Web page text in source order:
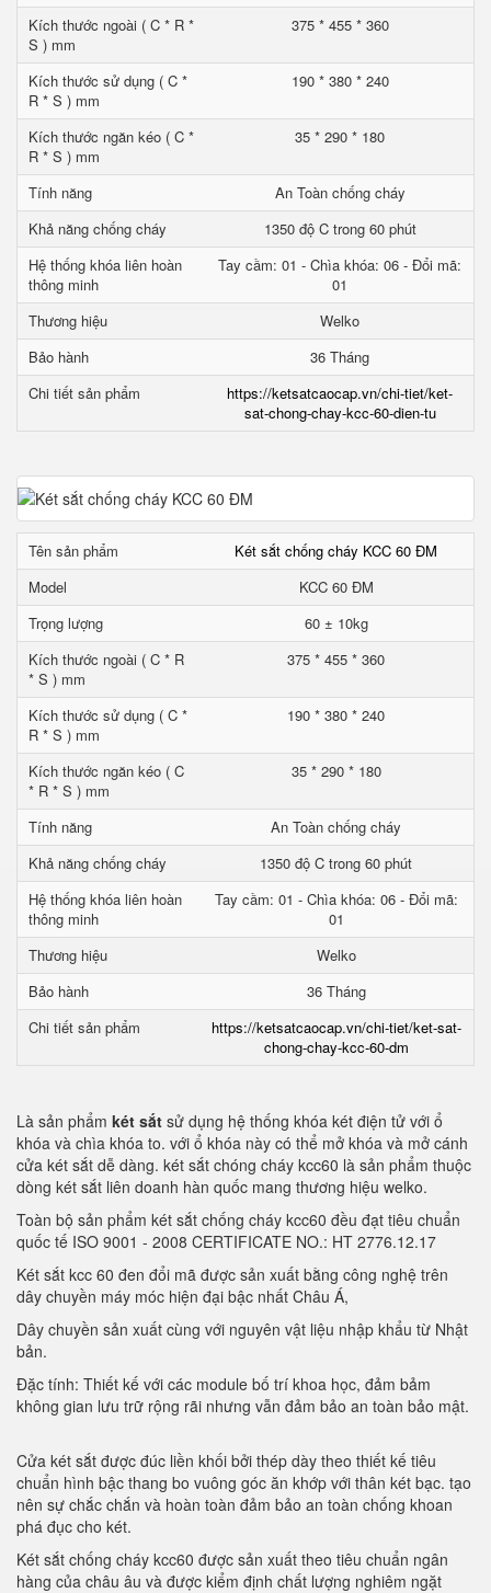
Kích thước ngoài ( C * R *
S ) mm
375 * 455 * 360
Kích thước sử dụng ( C *
R * S ) mm
190 * 380 * 240
Kích thước ngăn kéo ( C *
R * S ) mm
35 * 290 * 180
Tính năng
An Toàn chống cháy
Khả năng chống cháy
1350 độ C trong 60 phút
Hệ thống khóa liên hoàn
thông minh
Tay cầm: 01 - Chìa khóa: 06 - Đổi mã:
01
Thương hiệu
Welko
Bảo hành
36 Tháng
Chi tiết sản phẩm
https://ketsatcaocap.vn/chi-tiet/ket-
sat-chong-chay-kcc-60-dien-tu
Tên sản phẩm
Két sắt chống cháy KCC 60 ĐM
Model
KCC 60 ĐM
Trọng lượng
60 ± 10kg
Kích thước ngoài ( C * R
* S ) mm
375 * 455 * 360
Kích thước sử dụng ( C *
R * S ) mm
190 * 380 * 240
Kích thước ngăn kéo ( C
* R * S ) mm
35 * 290 * 180
Tính năng
An Toàn chống cháy
Khả năng chống cháy
1350 độ C trong 60 phút
Hệ thống khóa liên hoàn
thông minh
Tay cầm: 01 - Chìa khóa: 06 - Đổi mã:
01
Thương hiệu
Welko
Bảo hành
36 Tháng
Chi tiết sản phẩm
https://ketsatcaocap.vn/chi-tiet/ket-sat-
chong-chay-kcc-60-dm
Là sản phẩm két sắt sử dụng hệ thống khóa két điện tử với ổ
khóa và chìa khóa to. với ổ khóa này có thể mở khóa và mở cánh
cửa két sắt dễ dàng. két sắt chóng cháy kcc60 là sản phẩm thuộc
dòng két sắt liên doanh hàn quốc mang thương hiệu welko.
Toàn bộ sản phẩm két sắt chống cháy kcc60 đều đạt tiêu chuẩn
quốc tế ISO 9001 - 2008 CERTIFICATE NO.: HT 2776.12.17
Két sắt kcc 60 đen đổi mã được sản xuất bằng công nghệ trên
dây chuyền máy móc hiện đại bậc nhất Châu Á,
Dây chuyền sản xuất cùng với nguyên vật liệu nhập khẩu từ Nhật
bản.
Đặc tính: Thiết kế với các module bố trí khoa học, đảm bảm
không gian lưu trữ rộng rãi nhưng vẫn đảm bảo an toàn bảo mật.
Cửa két sắt được đúc liền khối bởi thép dày theo thiết kế tiêu
chuẩn hình bậc thang bo vuông góc ăn khớp với thân két bạc. tạo
nên sự chắc chắn và hoàn toàn đảm bảo an toàn chống khoan
phá đục cho két.
Két sắt chống cháy kcc60 được sản xuất theo tiêu chuẩn ngân
hàng của châu âu và được kiểm định chất lượng nghiêm ngặt